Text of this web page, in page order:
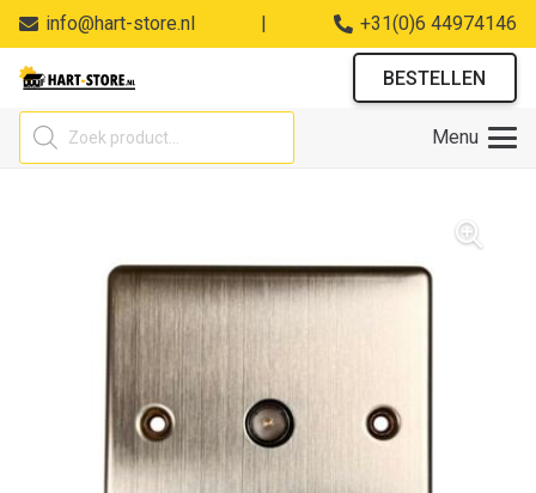
info@hart-store.nl | +31(0)6 44974146
BESTELLEN
Producten
zoeken
Menu